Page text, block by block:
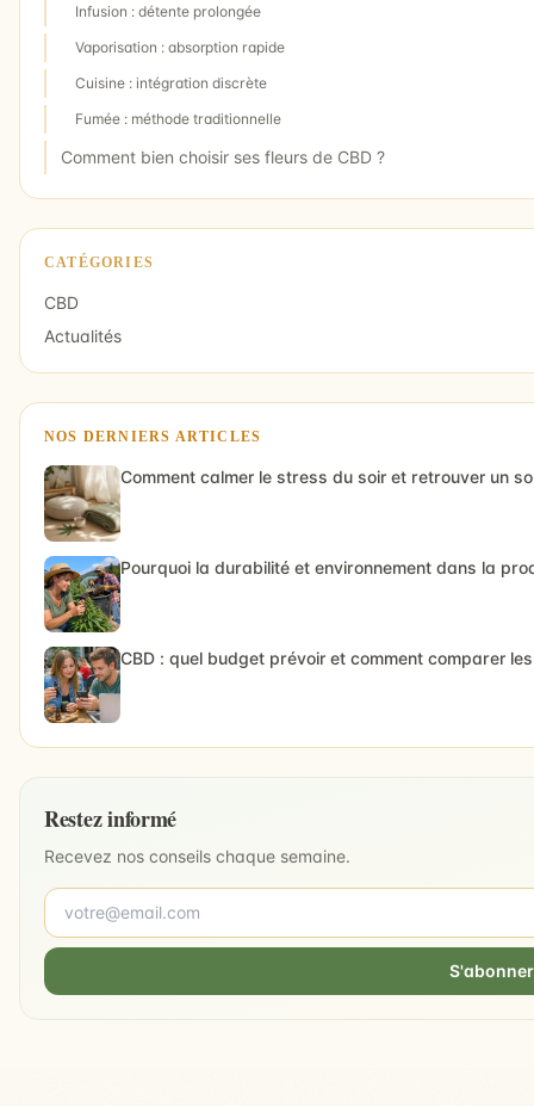
Infusion : détente prolongée
Vaporisation : absorption rapide
Cuisine : intégration discrète
Fumée : méthode traditionnelle
Comment bien choisir ses fleurs de CBD ?
CATÉGORIES
CBD
Actualités
NOS DERNIERS ARTICLES
Comment calmer le stress du soir et retrouver un
Pourquoi la durabilité et environnement dans la
CBD : quel budget prévoir et comment comparer
Restez informé
Recevez nos conseils chaque semaine.
S'abonner